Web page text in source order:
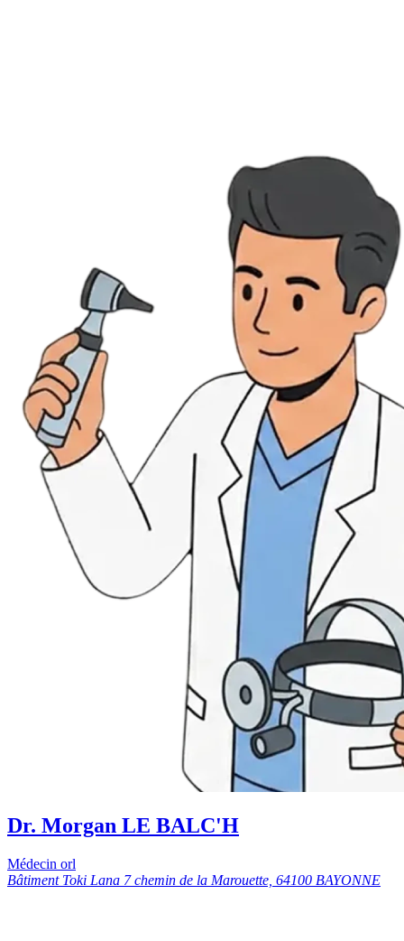
Dr. Morgan LE BALC'H
Médecin orl
Bâtiment Toki Lana 7 chemin de la Marouette, 64100 BAYONNE